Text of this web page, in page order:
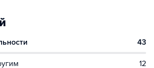
43
12